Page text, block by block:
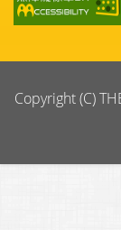
Copyright (C)